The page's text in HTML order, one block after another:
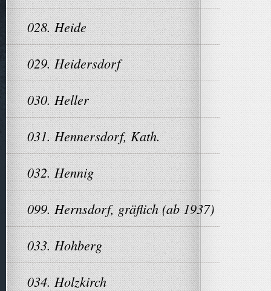
028. Heide
029. Heidersdorf
030. Heller
031. Hennersdorf, Kath.
032. Hennig
099. Hernsdorf, gräflich (ab 1937)
033. Hohberg
034. Holzkirch